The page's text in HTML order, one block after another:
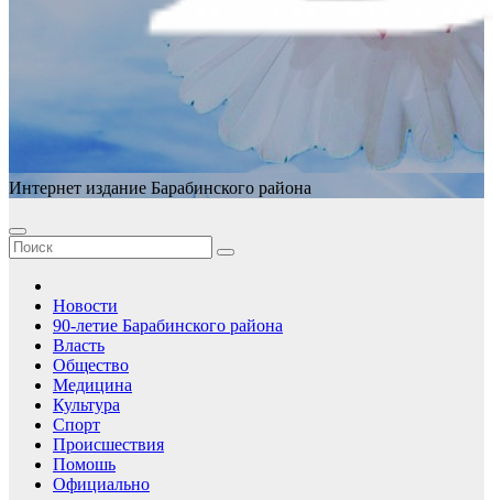
Интернет издание Барабинского района
Новости
90-летие Барабинского района
Власть
Общество
Медицина
Культура
Спорт
Происшествия
Помошь
Официально